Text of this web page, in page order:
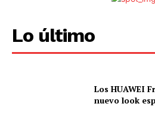
Lo último
Los HUAWEI
nuevo look